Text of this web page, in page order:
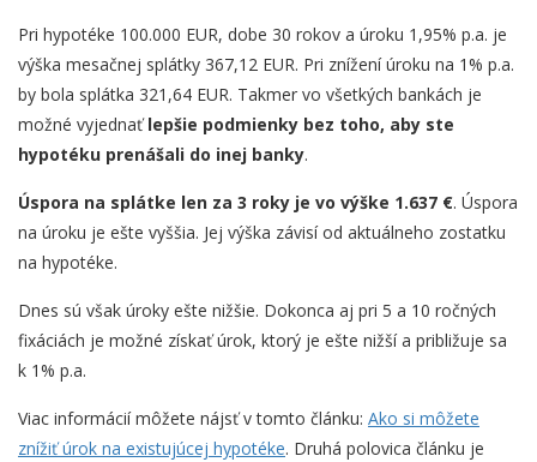
Pri hypotéke 100.000 EUR, dobe 30 rokov a úroku 1,95% p.a. je
výška mesačnej splátky 367,12 EUR. Pri znížení úroku na 1% p.a.
by bola splátka 321,64 EUR. Takmer vo všetkých bankách je
možné vyjednať lepšie podmienky bez toho, aby ste
hypotéku prenášali do inej banky.
Úspora na splátke len za 3 roky je vo výške 1.637 €. Úspora
na úroku je ešte vyššia. Jej výška závisí od aktuálneho zostatku
na hypotéke.
Dnes sú však úroky ešte nižšie. Dokonca aj pri 5 a 10 ročných
fixáciách je možné získať úrok, ktorý je ešte nižší a približuje sa
k 1% p.a.
Viac informácií môžete nájsť v tomto článku: Ako si môžete
znížiť úrok na existujúcej hypotéke. Druhá polovica článku je